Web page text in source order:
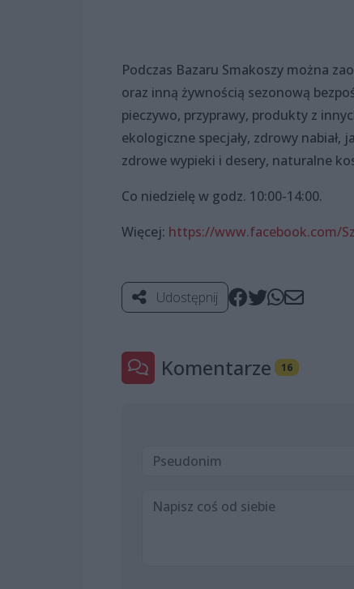
Podczas Bazaru Smakoszy można
oraz inną żywnością sezonową
pieczywo, przyprawy, produkty z
ekologiczne specjały, zdrowy
zdrowe wypieki i desery, naturalne
Co niedzielę w godz. 10:00-14:00.
Więcej: https://www.facebook.com/
Udostępnij
Komentarze 16